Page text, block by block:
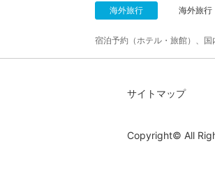
海外旅行 海外旅行
宿泊予約（ホテル・旅館）、
サイトマップ
Copyright© All